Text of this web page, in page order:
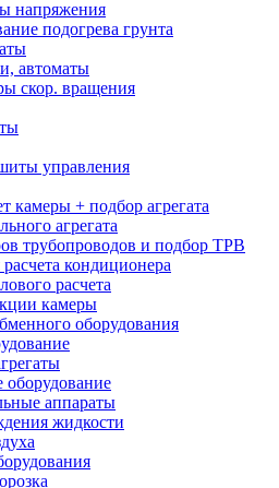
напряжения
подогрева грунта
автоматы
скор. вращения
управления
камеры + подбор агрегата
агрегата
трубопроводов и подбор ТРВ
кондиционера
расчета
камеры
оборудования
оборудование
аппараты
жидкости